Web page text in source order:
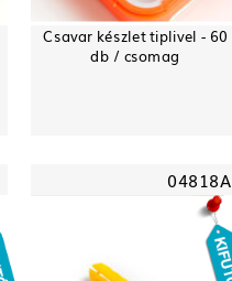
Csavar készlet tiplivel - 60
db / csomag
04818A